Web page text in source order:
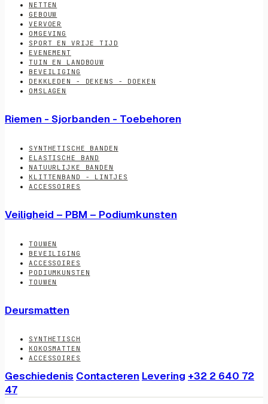
NETTEN
GEBOUW
VERVOER
OMGEVING
SPORT EN VRIJE TIJD
EVENEMENT
TUIN EN LANDBOUW
BEVEILIGING
DEKKLEDEN - DEKENS - DOEKEN
OMSLAGEN
Riemen - Sjorbanden - Toebehoren
SYNTHETISCHE BANDEN
ELASTISCHE BAND
NATUURLIJKE BANDEN
KLITTENBAND - LINTJES
ACCESSOIRES
Veiligheid – PBM – Podiumkunsten
TOUWEN
BEVEILIGING
ACCESSOIRES
PODIUMKUNSTEN
TOUWEN
Deursmatten
SYNTHETISCH
KOKOSMATTEN
ACCESSOIRES
Geschiedenis Contacteren Levering +32 2 640 72
47